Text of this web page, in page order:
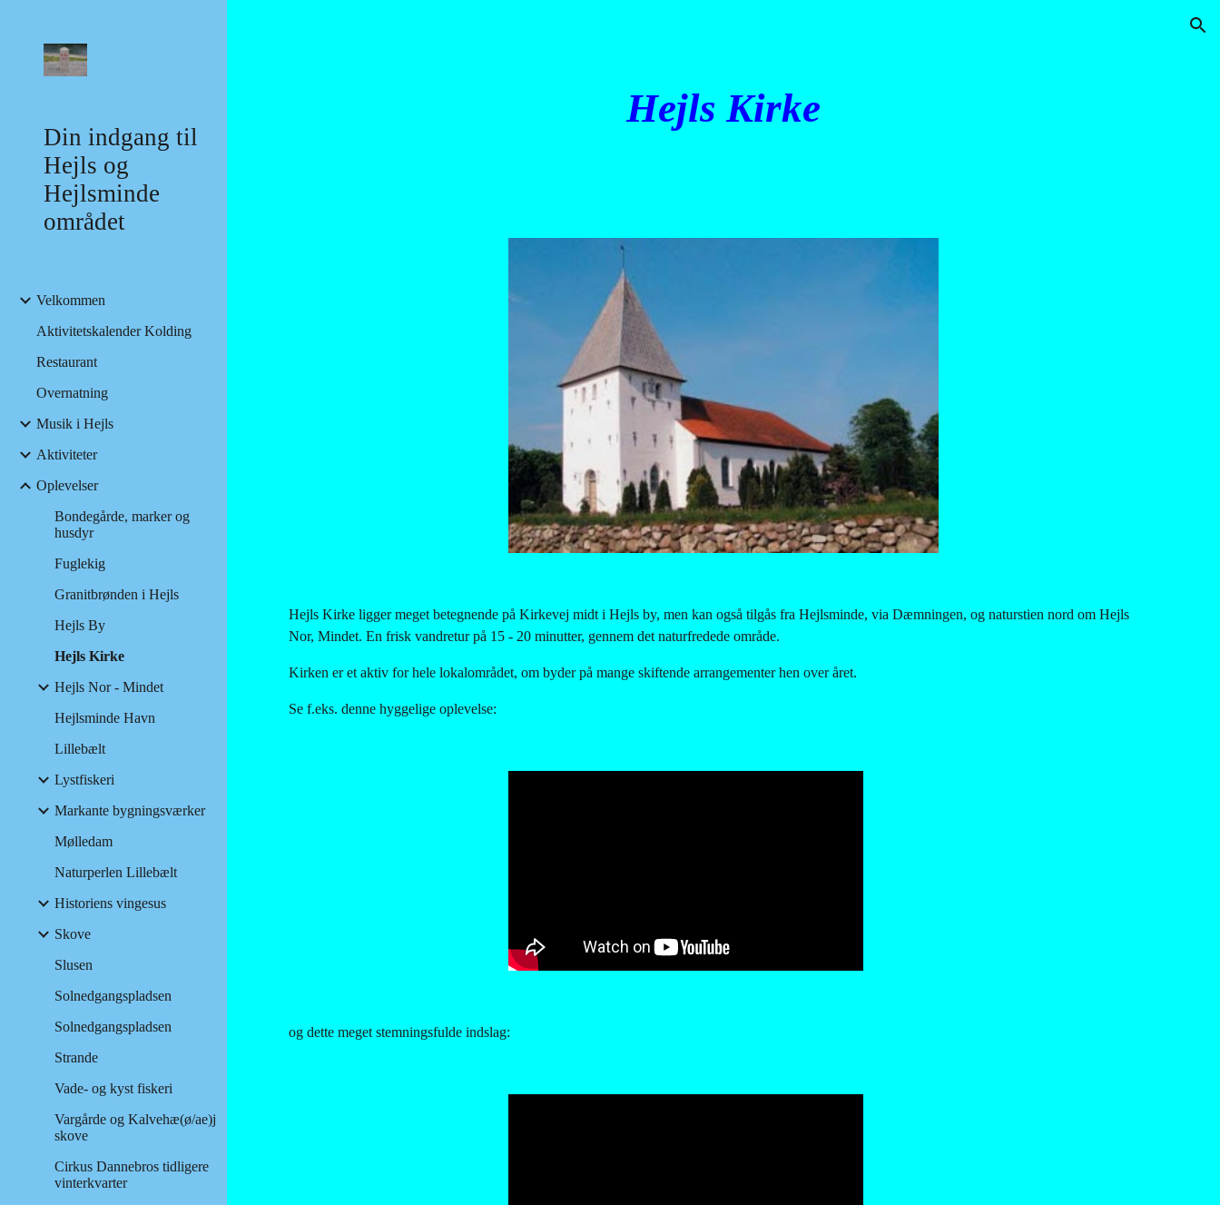
Din indgang til
Hejls og
Hejlsminde
området
Velkommen
Aktivitetskalender Kolding
Restaurant
Overnatning
Musik i Hejls
Aktiviteter
Oplevelser
Bondegårde, marker og
husdyr
Fuglekig
Granitbrønden i Hejls
Hejls By
Hejls Kirke
Hejls Nor - Mindet
Hejlsminde Havn
Lillebælt
Lystfiskeri
Markante bygningsværker
Mølledam
Naturperlen Lillebælt
Historiens vingesus
Skove
Slusen
Solnedgangspladsen
Solnedgangspladsen
Strande
Vade- og kyst fiskeri
Vargårde og Kalvehæ(ø/ae)j
skove
Cirkus Dannebros tidligere
vinterkvarter
Hejls Kirke
Hejls Kirke ligger meget betegnende på Kirkevej midt i Hejls by, men kan også tilgås fra Hejlsminde, via Dæmningen, og naturstien nord om Hejls
Nor, Mindet. En frisk vandretur på 15 - 20 minutter, gennem det naturfredede område.
Kirken er et aktiv for hele lokalområdet, om byder på mange skiftende arrangementer hen over året.
Se f.eks. denne hyggelige oplevelse:
og dette meget stemningsfulde indslag: